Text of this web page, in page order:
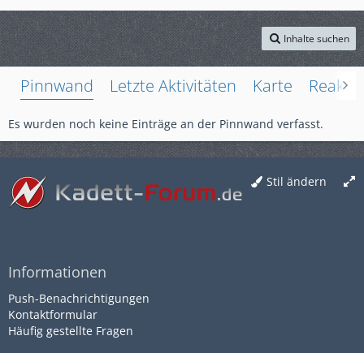
Inhalte suchen
Pinnwand Letzte Aktivitäten Karte
Es wurden noch keine Einträge an der Pinnwand verfasst.
Stil ändern
Informationen
Push-Benachrichtigungen
Kontaktformular
Häufig gestellte Fragen